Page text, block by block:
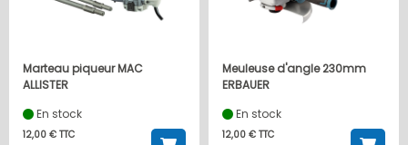
Marteau piqueur MAC
ALLISTER
En stock
12,00 € TTC
Meuleuse d'angle 230mm
ERBAUER
En stock
12,00 € TTC